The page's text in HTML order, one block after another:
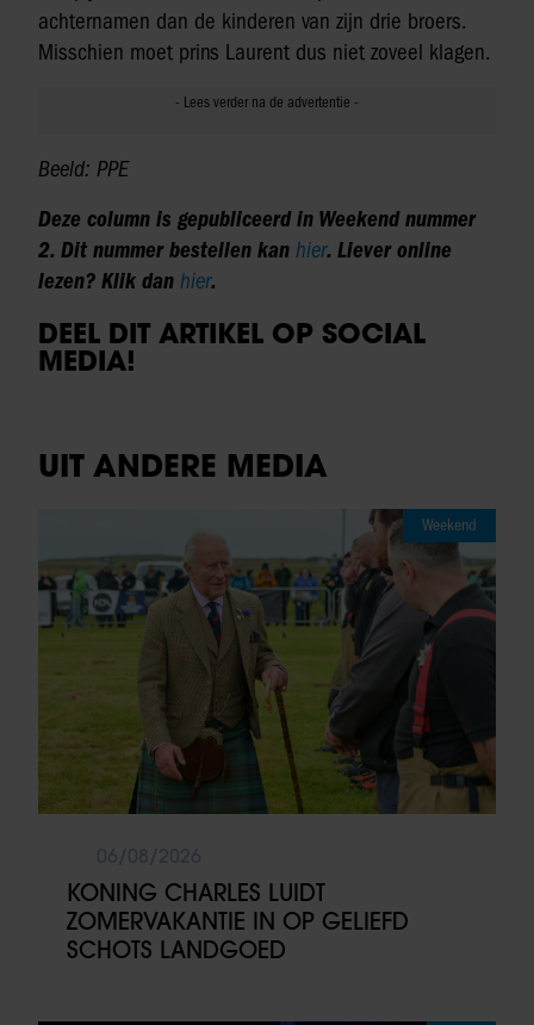
achternamen dan de kinderen van zijn drie broers.
Misschien moet prins Laurent dus niet zoveel klagen.
Beeld: PPE
Deze column is gepubliceerd in Weekend nummer
2. Dit nummer bestellen kan hier. Liever online
lezen? Klik dan hier.
DEEL DIT ARTIKEL OP SOCIAL
MEDIA!
UIT ANDERE MEDIA
Weekend
KONING CHARLES LUIDT
ZOMERVAKANTIE IN OP GELIEFD
SCHOTS LANDGOED